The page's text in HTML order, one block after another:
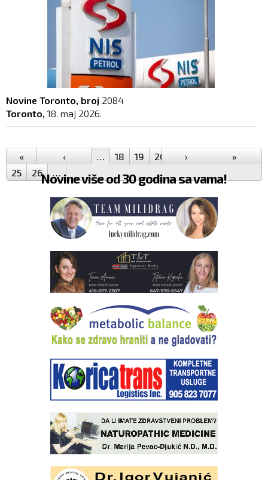
Novine Toronto, broj 2084
Toronto, 18. maj 2026.
Pages
« ‹ 18 19 20
25
26
› »
Novine više od 30 godina sa vama!